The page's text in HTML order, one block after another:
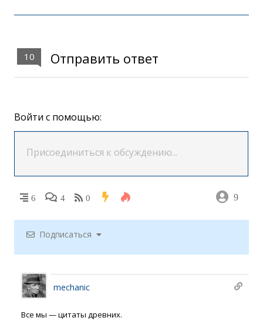
10 Отправить ответ
Войти с помощью:
6 4 0 9
Подписаться
mechanic
Все мы — цитаты древних.